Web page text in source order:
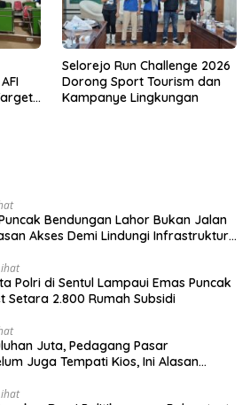
Selorejo Run Challenge 2026
Dorong Sport Tourism dan
Kampanye Lingkungan
Bendungan Lahor Bukan Jalan
Akses Demi Lindungi Infrastruktur
Polri di Sentul Lampaui Emas Puncak
Setara 2.800 Rumah Subsidi
Juta, Pedagang Pasar
Juga Tempati Kios, Ini Alasan